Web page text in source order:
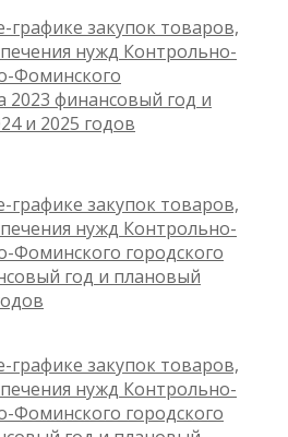
закупок товаров,
нужд Контрольно-
Фоминского
2023 финансовый год и
и 2025 годов
закупок товаров,
нужд Контрольно-
Фоминского городского
год и плановый
закупок товаров,
нужд Контрольно-
Фоминского городского